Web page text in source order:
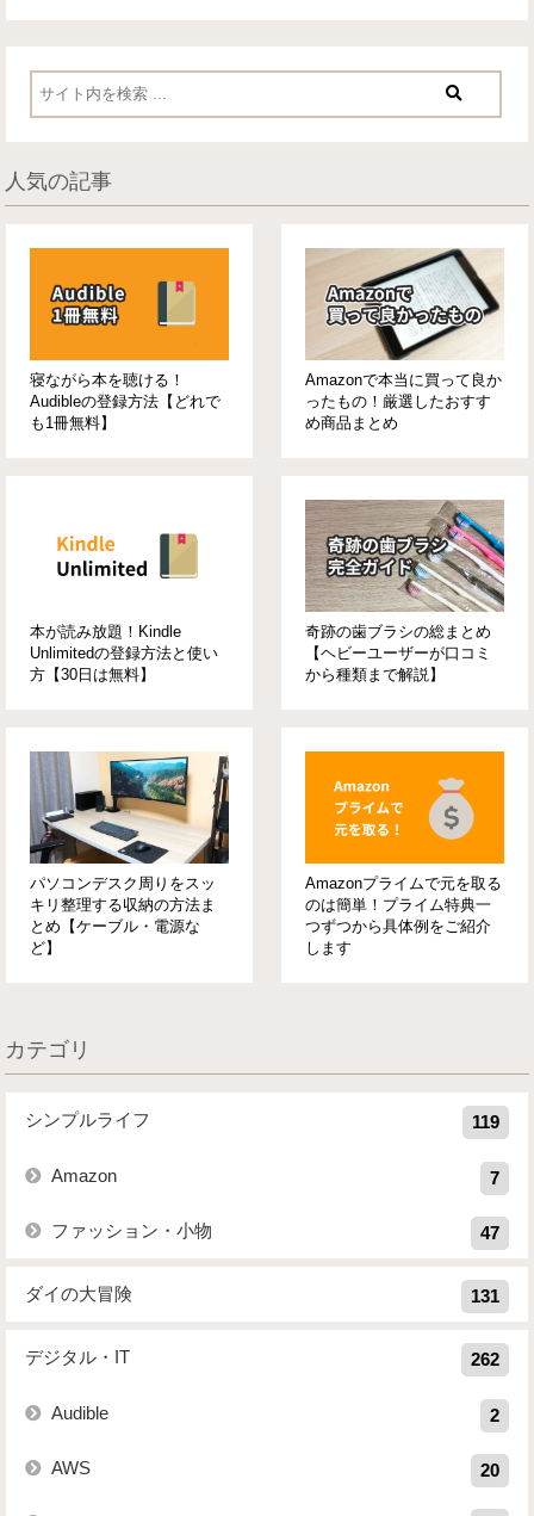
人気の記事
寝ながら本を聴ける！
Audibleの登録方法【どれで
も1冊無料】
Amazonで本当に買って良か
ったもの！厳選したおすす
め商品まとめ
本が読み放題！Kindle
Unlimitedの登録方法と使い
方【30日は無料】
奇跡の歯ブラシの総まとめ
【ヘビーユーザーが口コミ
から種類まで解説】
パソコンデスク周りをスッ
キリ整理する収納の方法ま
とめ【ケーブル・電源な
ど】
Amazonプライムで元を取る
のは簡単！プライム特典一
つずつから具体例をご紹介
します
カテゴリ
シンプルライフ 119
Amazon 7
ファッション・小物 47
ダイの大冒険 131
デジタル・IT 262
Audible 2
AWS 20